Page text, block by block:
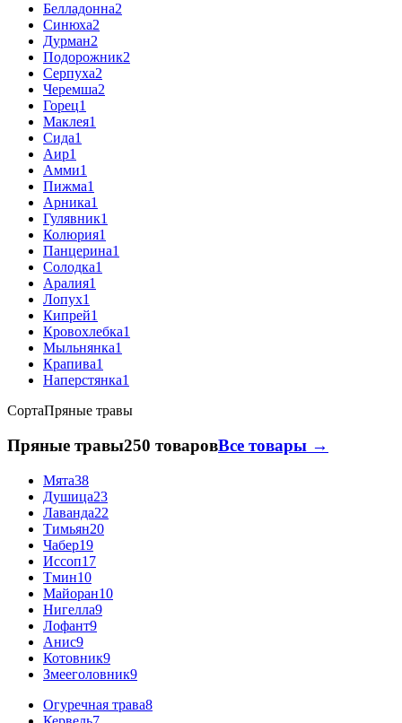
Белладонна2
Синюха2
Дурман2
Подорожник2
Серпуха2
Черемша2
Горец1
Маклея1
Сида1
Аир1
Амми1
Пижма1
Арника1
Гулявник1
Колюрия1
Панцерина1
Солодка1
Аралия1
Лопух1
Кипрей1
Кровохлебка1
Мыльнянка1
Крапива1
Наперстянка1
СортаПряные травы
Пряные травы250 товаровВсе товары →
Мята38
Душица23
Лаванда22
Тимьян20
Чабер19
Иссоп17
Тмин10
Майоран10
Нигелла9
Лофант9
Анис9
Котовник9
Змееголовник9
Огуречная трава8